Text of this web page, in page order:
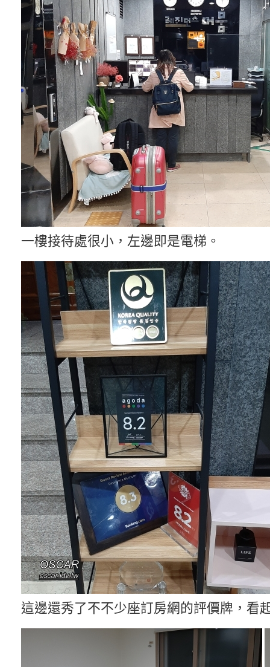
一樓接待處很小，左邊即是電梯。
這邊還秀了不不少座訂房網的評價牌，看